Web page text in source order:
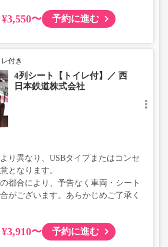
¥3,550〜 予約に進む
レ付き
4列シート【トイレ付】／ 西
日本鉄道株式会社
り異なり、USBタイプまたはコンセ
となります。
都合により、予告なく車両・シート
がございます。あらかじめご了承く
¥3,910〜 予約に進む